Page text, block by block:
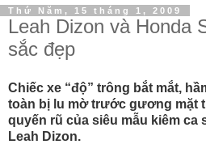
Thứ Năm, 15 tháng 1, 2009
Leah Dizon và Honda
sắc đẹp
Chiếc xe “độ” trông bắt mắt,
toàn bị lu mờ trước gương mặt
quyến rũ của siêu mẫu kiêm ca
Leah Dizon.